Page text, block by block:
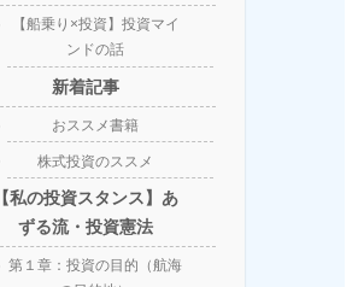
【船乗り×投資】投資マイ
ンドの話
新着記事
おススメ書籍
株式投資のススメ
【私の投資スタンス】あ
ずる流・投資憲法
第１章：投資の目的（航海